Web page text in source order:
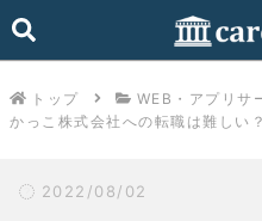
トップ
WEB・アプリサ
かっこ株式会社への転職は難しい
2022/08/02